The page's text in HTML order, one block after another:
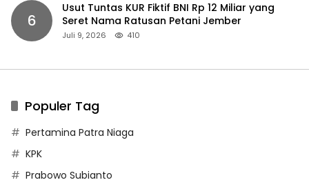
6
Usut Tuntas KUR Fiktif BNI Rp 12 Miliar yang
Seret Nama Ratusan Petani Jember
Juli 9, 2026 410
Populer Tag
Pertamina Patra Niaga
KPK
Prabowo Subianto